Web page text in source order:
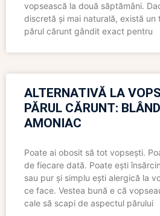
vopsească la două săptămâni.
discretă și mai naturală, există un
părul cărunt gândit exact pentru
ALTERNATIVĂ LA
PĂRUL CĂRUNT:
AMONIAC
Poate ai obosit să tot vopsești.
de fiecare dată. Poate ești
sau pur și simplu ești alergică la
ce face. Vestea bună e că
cale să scapi de aspectul părului